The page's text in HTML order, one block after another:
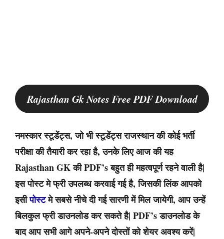
Rajasthan Gk Notes Free PDF Download
नमस्कार स्टूडेंट्स, जो भी स्टूडेंट्स राजस्थान की कोई भर्ती
परीक्षा की तैयारी कर रहा है, उनके लिए आज की यह
Rajasthan GKकी PDF’s बहुत ही महत्वपूर्ण रहने वाली है|
इस पोस्ट मे फ्री उपलब्ध करवाई गई है, जिसकी लिंक आपको
इसीपोस्टमे सबसे नीचे दी गई सारणी में मिल जायेगी, आप उन्हें
बिलकुल फ्री डाउनलोड कर सकते है| PDF’s डाउनलोड के
बाद आप सभी आगे अपने-अपने दोस्तों को शेयर अवश्य करें|